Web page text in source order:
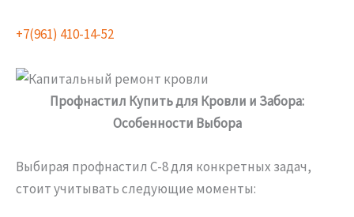
+7(961) 410-14-52
Профнастил Купить для Кровли и Забора:
Особенности Выбора
Выбирая профнастил С-8 для конкретных задач,
стоит учитывать следующие моменты: